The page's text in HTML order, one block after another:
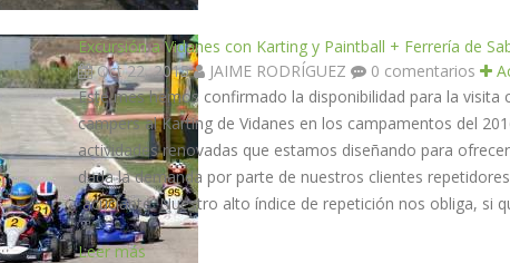
Excursión a Vidanes con Karting y Paintball + Ferrería de
Oct 22, 2015 JAIME RODRÍGUEZ 0 comentarios
Este mes hemos confirmado la disponibilidad para la visita
campers al Karting de Vidanes en los campamentos del
actividades renovadas que estamos diseñando para
dada la demanda por parte de nuestros clientes
acuciante. Nuestro alto índice de repetición nos obliga, si
Leer más